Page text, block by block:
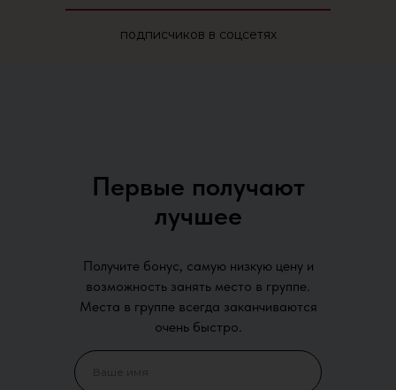
подписчиков в соцсетях
Первые получают
лучшее
Получите бонус, самую низкую цену и
возможность занять место в группе.
Места в группе всегда заканчиваются
очень быстро.